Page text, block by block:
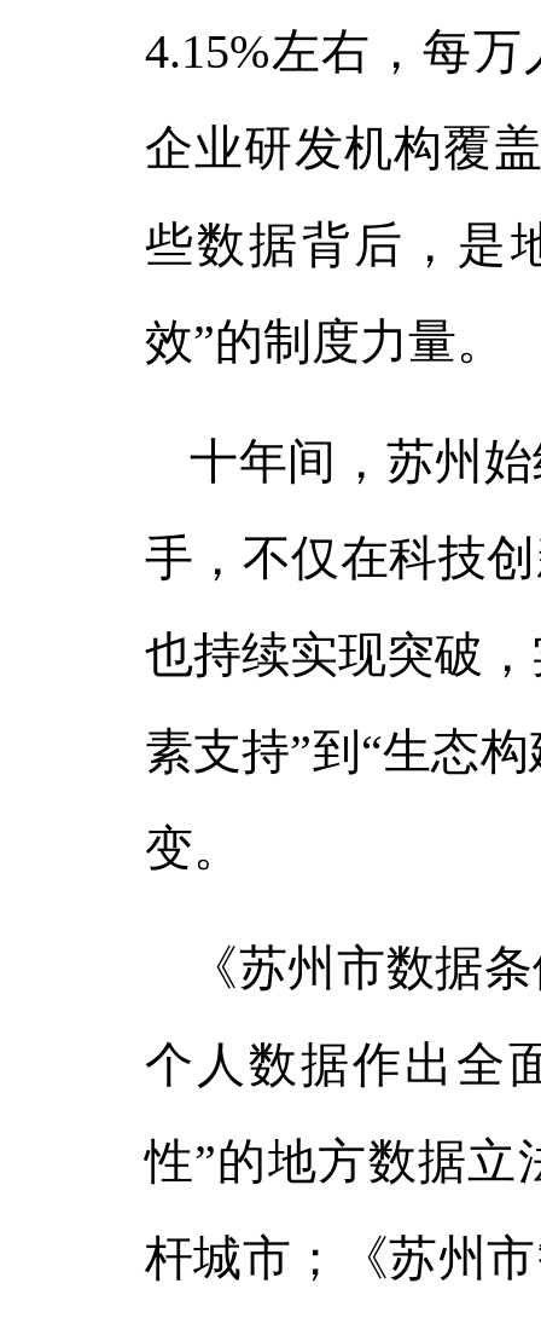
4.15%左右，每
企业研发机构覆
些数据背后，是
效”的制度力量。
十年间，苏州
手，不仅在科技
也持续实现突破
素支持”到“生态
变。
《苏州市数据
个人数据作出全
性”的地方数据立
杆城市；《苏州